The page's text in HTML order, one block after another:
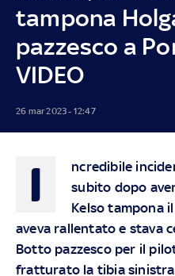
tampona
pazzesco a
VIDEO
26 mar 2023 - 12:47
I
ncredibile
subito dopo
Kelso tampona
aveva rallentato e stava
Botto pazzesco per il
fratturato la tibia sinistra